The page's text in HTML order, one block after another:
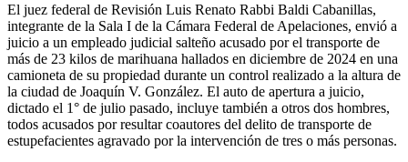
El juez federal de Revisión Luis Renato Rabbi Baldi Cabanillas,
integrante de la Sala I de la Cámara Federal de Apelaciones, envió a
juicio a un empleado judicial salteño acusado por el transporte de
más de 23 kilos de marihuana hallados en diciembre de 2024 en una
camioneta de su propiedad durante un control realizado a la altura de
la ciudad de Joaquín V. González. El auto de apertura a juicio,
dictado el 1° de julio pasado, incluye también a otros dos hombres,
todos acusados por resultar coautores del delito de transporte de
estupefacientes agravado por la intervención de tres o más personas.